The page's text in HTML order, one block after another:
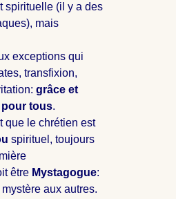
spirituelle (il y a des
mais
exceptions qui
transfixion,
grâce et
tous.
que le chrétien est
spirituel, toujours
être Mystagogue:
aux autres.